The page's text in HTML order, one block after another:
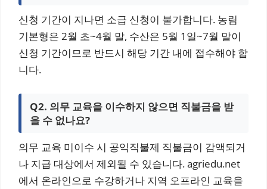
신청 기간이 지나면 소급 신청이 불가합니다. 농림
기본형은 2월 초~4월 말, 수산은 5월 1일~7월 말이
신청 기간이므로 반드시 해당 기간 내에 접수해야 합
니다.
Q2. 의무 교육을 이수하지 않으면 직불금을 받
을 수 없나요?
의무 교육 미이수 시 공익직불제 직불금이 감액되거
나 지급 대상에서 제외될 수 있습니다. agriedu.net
에서 온라인으로 수강하거나 지역 오프라인 교육을